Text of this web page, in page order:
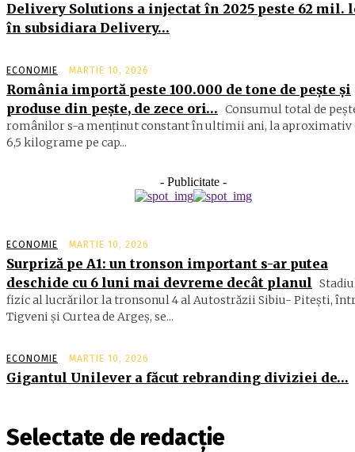
Delivery Solutions a injectat în 2025 peste 62 mil.
în subsidiara Delivery…
ECONOMIE MARTIE 10, 2026
România importă peste 100.000 de tone de peşte şi
produse din peşte, de zece ori… Consumul total de
ro­mâ­nilor s-a menţinut constant în ul­timii ani, la aproximativ
6,5 ki­lograme pe cap...
- Publicitate -
ECONOMIE MARTIE 10, 2026
Surpriză pe A1: un tronson important s-ar putea
deschide cu 6 luni mai devreme decât planul
fizic al lucrărilor la tronsonul 4 al Autostrăzii Sibiu- Piteşti,
Tigveni şi Curtea de Argeş, se...
ECONOMIE MARTIE 10, 2026
Gigantul Unilever a făcut rebranding diviziei de…
Selectate de redacție